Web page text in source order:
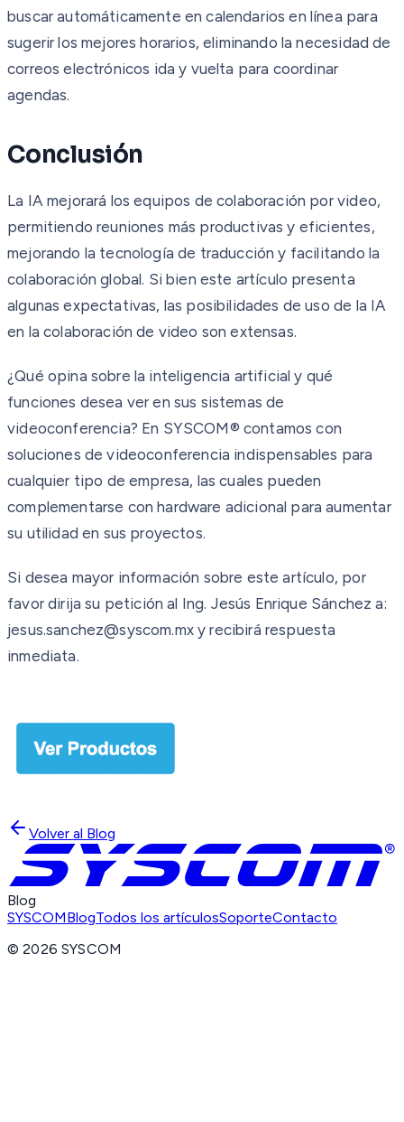
buscar automáticamente en calendarios en línea para
sugerir los mejores horarios, eliminando la necesidad de
correos electrónicos ida y vuelta para coordinar
agendas.
Conclusión
La IA mejorará los equipos de colaboración por video,
permitiendo reuniones más productivas y eficientes,
mejorando la tecnología de traducción y facilitando la
colaboración global. Si bien este artículo presenta
algunas expectativas, las posibilidades de uso de la IA
en la colaboración de video son extensas.
¿Qué opina sobre la inteligencia artificial y qué
funciones desea ver en sus sistemas de
videoconferencia? En SYSCOM® contamos con
soluciones de videoconferencia indispensables para
cualquier tipo de empresa, las cuales pueden
complementarse con hardware adicional para aumentar
su utilidad en sus proyectos.
Si desea mayor información sobre este artículo, por
favor dirija su petición al Ing. Jesús Enrique Sánchez a:
jesus.sanchez@syscom.mx y recibirá respuesta
inmediata.
Volver al Blog
Blog
SYSCOMBlogTodos los artículosSoporteContacto
©2026 SYSCOM